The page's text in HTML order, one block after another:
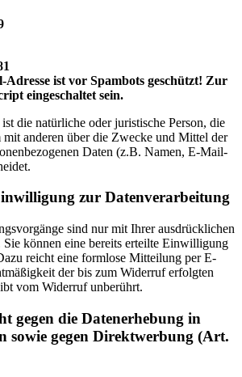
Adresse ist vor Spambots geschützt! Zur
eingeschaltet sein.
die natürliche oder juristische Person, die
mit anderen über die Zwecke und Mittel der
Daten (z.B. Namen, E-Mail-
zur Datenverarbeitung
sind nur mit Ihrer ausdrücklichen
können eine bereits erteilte Einwilligung
reicht eine formlose Mitteilung per E-
der bis zum Widerruf erfolgten
vom Widerruf unberührt.
gegen die Datenerhebung in
sowie gegen Direktwerbung (Art.